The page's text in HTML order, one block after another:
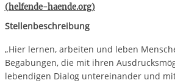
(helfende-haende.org)
Stellenbeschreibung
„Hier lernen, arbeiten und leben
Begabungen, die mit ihren
lebendigen Dialog untereinander und